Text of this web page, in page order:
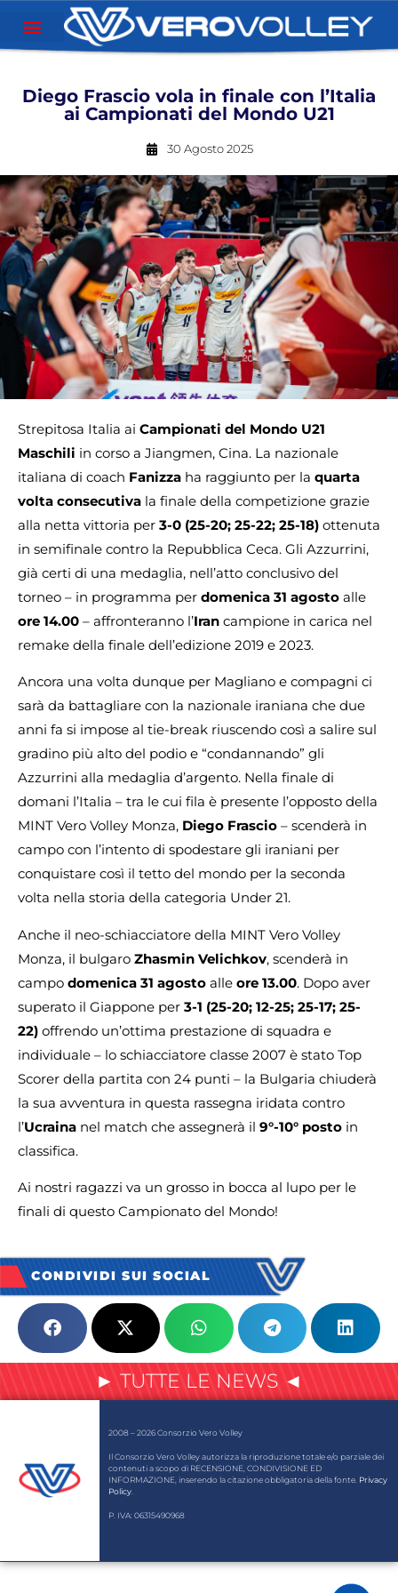
Diego Frascio vola in finale con l’Italia
ai Campionati del Mondo U21
30 Agosto 2025
Strepitosa Italia ai Campionati del Mondo U21
Maschili in corso a Jiangmen, Cina. La nazionale
italiana di coach Fanizza ha raggiunto per la quarta
volta consecutiva la finale della competizione grazie
alla netta vittoria per 3-0 (25-20; 25-22; 25-18) ottenuta
in semifinale contro la Repubblica Ceca. Gli Azzurrini,
già certi di una medaglia, nell’atto conclusivo del
torneo – in programma per domenica 31 agosto alle
ore 14.00 – affronteranno l’Iran campione in carica nel
remake della finale dell’edizione 2019 e 2023.
Ancora una volta dunque per Magliano e compagni ci
sarà da battagliare con la nazionale iraniana che due
anni fa si impose al tie-break riuscendo così a salire sul
gradino più alto del podio e “condannando” gli
Azzurrini alla medaglia d’argento. Nella finale di
domani l’Italia – tra le cui fila è presente l’opposto della
MINT Vero Volley Monza, Diego Frascio – scenderà in
campo con l’intento di spodestare gli iraniani per
conquistare così il tetto del mondo per la seconda
volta nella storia della categoria Under 21.
Anche il neo-schiacciatore della MINT Vero Volley
Monza, il bulgaro Zhasmin Velichkov, scenderà in
campo domenica 31 agosto alle ore 13.00. Dopo aver
superato il Giappone per 3-1 (25-20; 12-25; 25-17; 25-
22) offrendo un’ottima prestazione di squadra e
individuale – lo schiacciatore classe 2007 è stato Top
Scorer della partita con 24 punti – la Bulgaria chiuderà
la sua avventura in questa rassegna iridata contro
l’Ucraina nel match che assegnerà il 9°-10° posto in
classifica.
Ai nostri ragazzi va un grosso in bocca al lupo per le
finali di questo Campionato del Mondo!
CONDIVIDI SUI SOCIAL
► TUTTE LE NEWS ◄
2008 – 2026 Consorzio Vero Volley
Il Consorzio Vero Volley autorizza la riproduzione totale e/o parziale dei
contenuti a scopo di RECENSIONE, CONDIVISIONE ED
INFORMAZIONE, inserendo la citazione obbligatoria della fonte. Privacy
Policy
P. IVA: 06315490968